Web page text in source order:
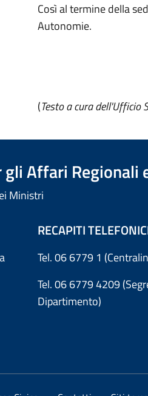
Così al termine della
Autonomie.
(Testo a cura dell'Ufficio
Affari Regionali
Ministri
RECAPITI
Tel. 06 6779 1
Tel. 06 6779 4209
Dipartimento)